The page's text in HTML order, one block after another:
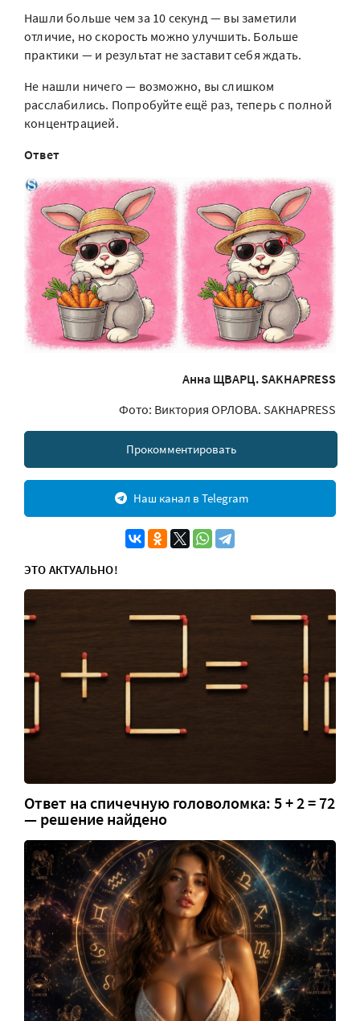
Нашли больше чем за 10 секунд — вы заметили
отличие, но скорость можно улучшить. Больше
практики — и результат не заставит себя ждать.
Не нашли ничего — возможно, вы слишком
расслабились. Попробуйте ещё раз, теперь с полной
концентрацией.
Ответ
Анна ЩВАРЦ. SAKHAPRESS
Фото: Виктория ОРЛОВА. SAKHAPRESS
Прокомментировать
Наш канал в Telegram
ЭТО АКТУАЛЬНО!
Ответ на спичечную головоломка: 5 + 2 = 72
— решение найдено